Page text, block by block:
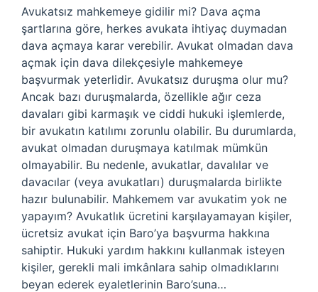
Avukatsız mahkemeye gidilir mi? Dava açma
şartlarına göre, herkes avukata ihtiyaç duymadan
dava açmaya karar verebilir. Avukat olmadan dava
açmak için dava dilekçesiyle mahkemeye
başvurmak yeterlidir. Avukatsız duruşma olur mu?
Ancak bazı duruşmalarda, özellikle ağır ceza
davaları gibi karmaşık ve ciddi hukuki işlemlerde,
bir avukatın katılımı zorunlu olabilir. Bu durumlarda,
avukat olmadan duruşmaya katılmak mümkün
olmayabilir. Bu nedenle, avukatlar, davalılar ve
davacılar (veya avukatları) duruşmalarda birlikte
hazır bulunabilir. Mahkemem var avukatim yok ne
yapayım? Avukatlık ücretini karşılayamayan kişiler,
ücretsiz avukat için Baro’ya başvurma hakkına
sahiptir. Hukuki yardım hakkını kullanmak isteyen
kişiler, gerekli mali imkânlara sahip olmadıklarını
beyan ederek eyaletlerinin Baro’suna…